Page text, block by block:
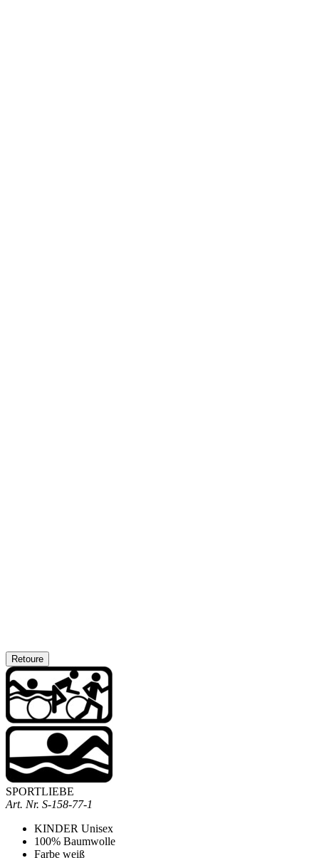
Retoure
SPORTLIEBE
Art. Nr. S-158-77-1
KINDER Unisex
100% Baumwolle
Farbe weiß